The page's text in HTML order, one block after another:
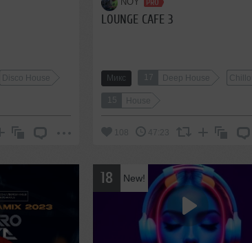
Disco House
LOUNGE CAFE 3
Микс 17 Deep House
15 House
47:23
18 New!